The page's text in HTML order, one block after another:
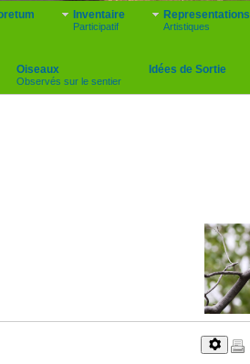
Inventaire
Participatif
Representations
Artistiques
Oiseaux
Observés sur le sentier
Idées de Sortie